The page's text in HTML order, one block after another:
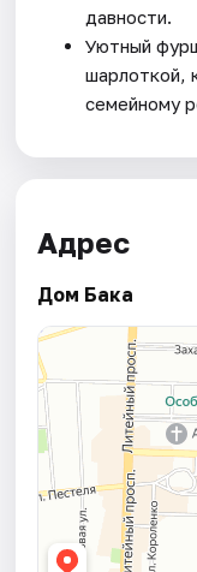
давности.
Уютный
шарлоткой,
семейному
Адрес
Дом Бака